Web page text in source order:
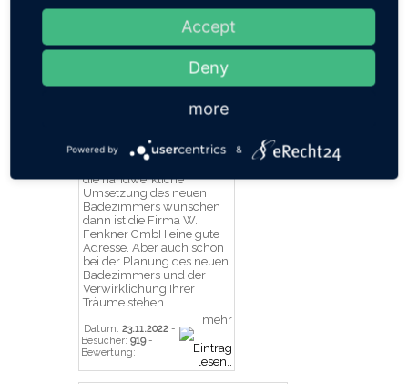
Werkstätten hat eine
eigene Schreinerei für
Küchen- und Wohnmöbel
...
Besucher:2608-
mehr
Badezimmer sanieren - W.
Fenkner GmbH
die handwerkliche
Umsetzung des neuen
Badezimmers wünschen
dann ist die Firma W.
Fenkner GmbH eine gute
Adresse. Aber auch schon
bei der Planung des neuen
Badezimmers und der
Verwirklichung Ihrer
Träume stehen ...
Datum: 23.11.2022 -
Besucher: 919-
Bewertung:
mehr
Accept
Deny
more
Powered by &